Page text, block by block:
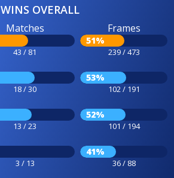
WINS OVERALL
Matches
43 / 81
Frames
51%
239 / 473
18 / 30
53%
102 / 191
13 / 23
52%
101 / 194
3 / 13
41%
36 / 88